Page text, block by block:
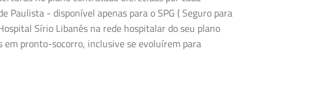
Paulista - disponível apenas para o SPG ( Seguro para
Sírio Libanês na rede hospitalar do seu plano
em pronto-socorro, inclusive se evoluírem para